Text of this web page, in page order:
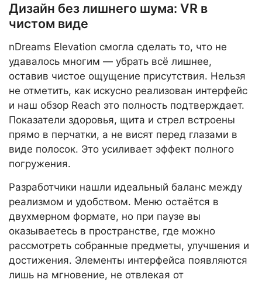
Дизайн без лишнего шума: VR в
чистом виде
nDreams Elevation смогла сделать то, что не
удавалось многим — убрать всё лишнее,
оставив чистое ощущение присутствия. Нельзя
не отметить, как искусно реализован интерфейс
и наш обзор Reach это полность подтверждает.
Показатели здоровья, щита и стрел встроены
прямо в перчатки, а не висят перед глазами в
виде полосок. Это усиливает эффект полного
погружения.
Разработчики нашли идеальный баланс между
реализмом и удобством. Меню остаётся в
двухмерном формате, но при паузе вы
оказываетесь в пространстве, где можно
рассмотреть собранные предметы, улучшения и
достижения. Элементы интерфейса появляются
лишь на мгновение, не отвлекая от